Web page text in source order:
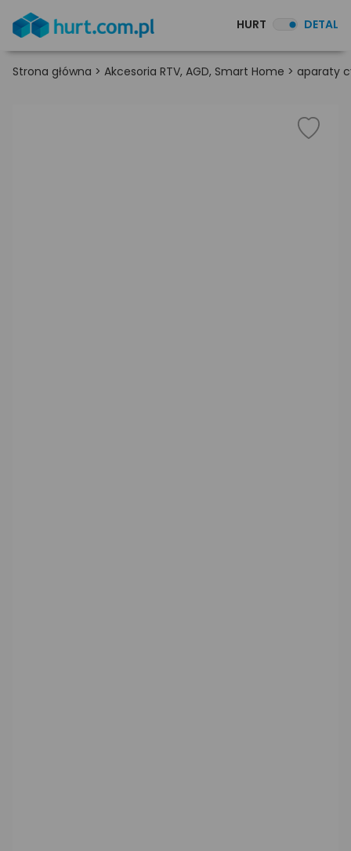
HURT DETAL
Strona główna > Akcesoria RTV, AGD, Smart Home > aparaty